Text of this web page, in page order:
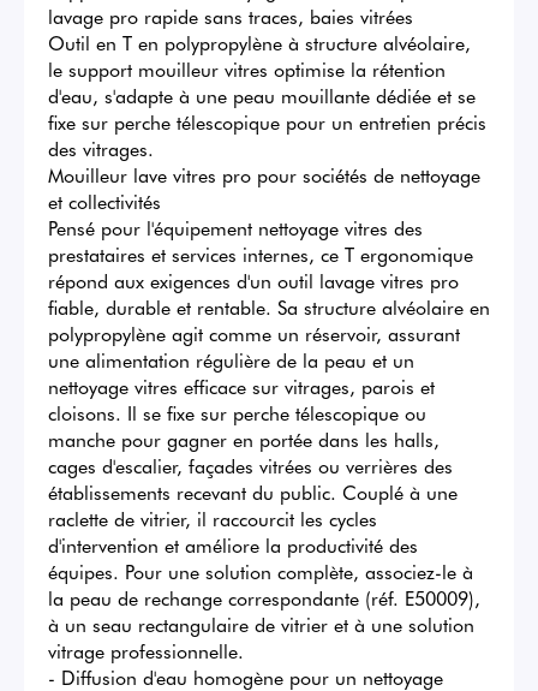
lavage pro rapide sans traces, baies vitrées
Outil en T en polypropylène à structure alvéolaire,
le support mouilleur vitres optimise la rétention
d'eau, s'adapte à une peau mouillante dédiée et se
fixe sur perche télescopique pour un entretien précis
des vitrages.
Mouilleur lave vitres pro pour sociétés de nettoyage
et collectivités
Pensé pour l'équipement nettoyage vitres des
prestataires et services internes, ce T ergonomique
répond aux exigences d'un outil lavage vitres pro
fiable, durable et rentable. Sa structure alvéolaire en
polypropylène agit comme un réservoir, assurant
une alimentation régulière de la peau et un
nettoyage vitres efficace sur vitrages, parois et
cloisons. Il se fixe sur perche télescopique ou
manche pour gagner en portée dans les halls,
cages d'escalier, façades vitrées ou verrières des
établissements recevant du public. Couplé à une
raclette de vitrier, il raccourcit les cycles
d'intervention et améliore la productivité des
équipes. Pour une solution complète, associez-le à
la peau de rechange correspondante (réf. E50009),
à un seau rectangulaire de vitrier et à une solution
vitrage professionnelle.
- Diffusion d'eau homogène pour un nettoyage